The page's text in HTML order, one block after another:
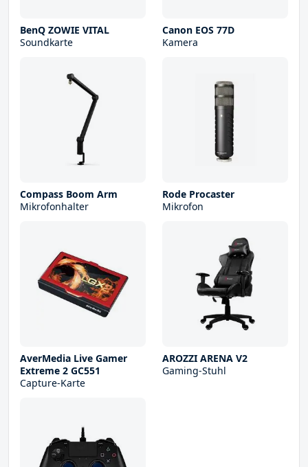
BenQ ZOWIE VITAL
Soundkarte
Canon EOS 77D
Kamera
Compass Boom Arm
Mikrofonhalter
Rode Procaster
Mikrofon
AverMedia Live Gamer
Extreme 2 GC551
Capture-Karte
AROZZI ARENA V2
Gaming-Stuhl